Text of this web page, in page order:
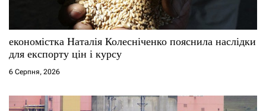
економістка Наталія Колесніченко пояснила наслідки
для експорту цін і курсу
6 Серпня, 2026